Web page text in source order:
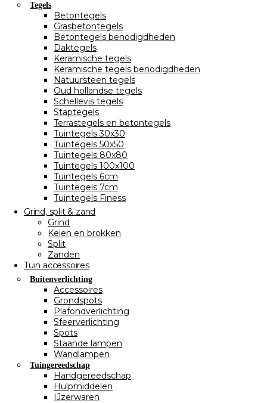
Tegels
Betontegels
Grasbetontegels
Betontegels benodigdheden
Daktegels
Keramische tegels
Keramische tegels benodigdheden
Natuursteen tegels
Oud hollandse tegels
Schellevis tegels
Staptegels
Terrastegels en betontegels
Tuintegels 30x30
Tuintegels 50x50
Tuintegels 80x80
Tuintegels 100x100
Tuintegels 6cm
Tuintegels 7cm
Tuintegels Finess
Grind, split & zand
Grind
Keien en brokken
Split
Zanden
Tuin accessoires
Buitenverlichting
Accessoires
Grondspots
Plafondverlichting
Sfeerverlichting
Spots
Staande lampen
Wandlampen
Tuingereedschap
Handgereedschap
Hulpmiddelen
IJzerwaren